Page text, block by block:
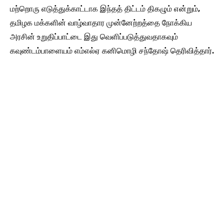
மற்றொரு எடுத்துக்காட்டாக இந்தத் திட்டம் திகழும் என்றும்,
தமிழக மக்களின் வாழ்வாதார முன்னேற்றத்தை நோக்கிய
அரசின் உறுதிப்பாட்டை இது வெளிப்படுத்துவதாகவும்
கவுண்டம்பாளையம் எம்எல்ஏ கனிமொழி சந்தோஷ் தெரிவித்தார்.